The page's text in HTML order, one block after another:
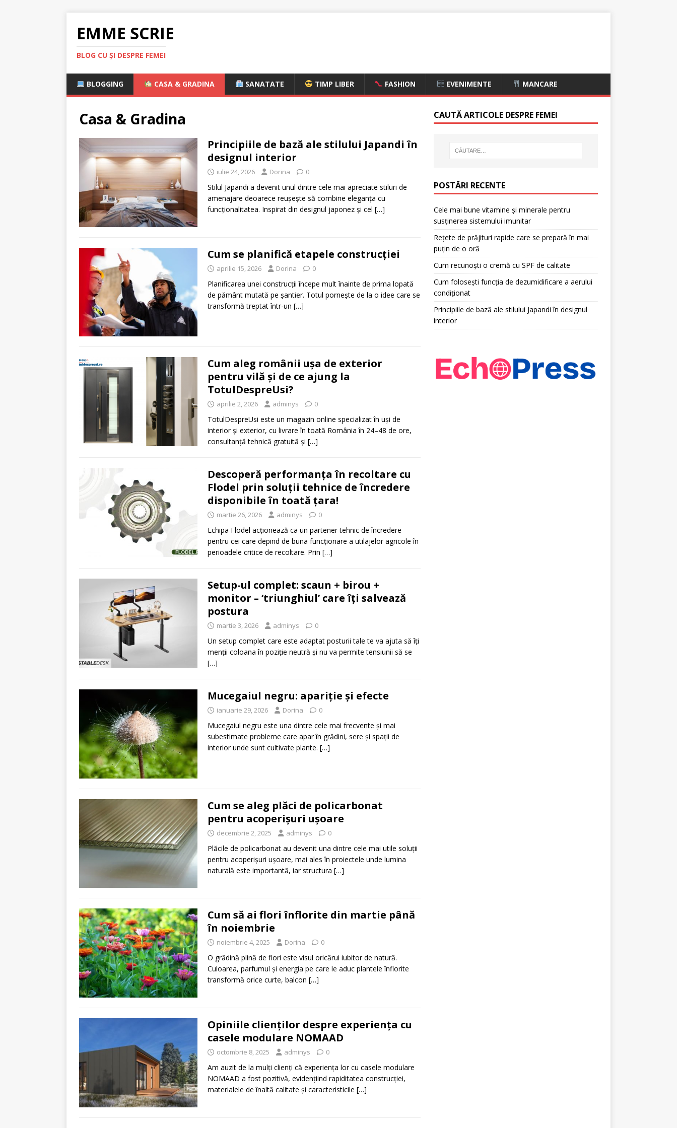
EMME SCRIE
BLOG CU ȘI DESPRE FEMEI
BLOGGING CASA & GRADINA SANATATE TIMP LIBER FASHION EVENIMENTE MANCARE
Casa & Gradina
Principiile de bază ale stilului Japandi în
designul interior
iulie 24, 2026 Dorina 0
Stilul Japandi a devenit unul dintre cele mai apreciate stiluri de
amenajare deoarece reușește să combine eleganța cu
funcționalitatea. Inspirat din designul japonez și cel […]
Cum se planifică etapele construcției
aprilie 15, 2026 Dorina 0
Planificarea unei construcții începe mult înainte de prima lopată
de pământ mutată pe șantier. Totul pornește de la o idee care se
transformă treptat într-un […]
Cum aleg românii ușa de exterior
pentru vilă și de ce ajung la
TotulDespreUsi?
aprilie 2, 2026 adminys 0
TotulDespreUsi este un magazin online specializat în uși de
interior și exterior, cu livrare în toată România în 24–48 de ore,
consultanță tehnică gratuită și […]
Descoperă performanța în recoltare cu
Flodel prin soluții tehnice de încredere
disponibile în toată țara!
martie 26, 2026 adminys 0
Echipa Flodel acționează ca un partener tehnic de încredere
pentru cei care depind de buna funcționare a utilajelor agricole în
perioadele critice de recoltare. Prin […]
Setup-ul complet: scaun + birou +
monitor – ‘triunghiul’ care îți salvează
postura
martie 3, 2026 adminys 0
Un setup complet care este adaptat posturii tale te va ajuta să îți
menții coloana în poziție neutră și nu va permite tensiunii să se
[…]
Mucegaiul negru: apariție și efecte
ianuarie 29, 2026 Dorina 0
Mucegaiul negru este una dintre cele mai frecvente și mai
subestimate probleme care apar în grădini, sere și spații de
interior unde sunt cultivate plante. […]
Cum se aleg plăci de policarbonat
pentru acoperișuri ușoare
decembrie 2, 2025 adminys 0
Plăcile de policarbonat au devenit una dintre cele mai utile soluții
pentru acoperișuri ușoare, mai ales în proiectele unde lumina
naturală este importantă, iar structura […]
Cum să ai flori înflorite din martie până
în noiembrie
noiembrie 4, 2025 Dorina 0
O grădină plină de flori este visul oricărui iubitor de natură.
Culoarea, parfumul și energia pe care le aduc plantele înflorite
transformă orice curte, balcon […]
Opiniile clienților despre experiența cu
casele modulare NOMAAD
octombrie 8, 2025 adminys 0
Am auzit de la mulți clienți că experiența lor cu casele modulare
NOMAAD a fost pozitivă, evidențiind rapiditatea construcției,
materialele de înaltă calitate și caracteristicile […]
CAUTĂ ARTICOLE DESPRE FEMEI
POSTĂRI RECENTE
Cele mai bune vitamine și minerale pentru
susținerea sistemului imunitar
Rețete de prăjituri rapide care se prepară în mai
puțin de o oră
Cum recunoști o cremă cu SPF de calitate
Cum folosești funcția de dezumidificare a aerului
condiționat
Principiile de bază ale stilului Japandi în designul
interior